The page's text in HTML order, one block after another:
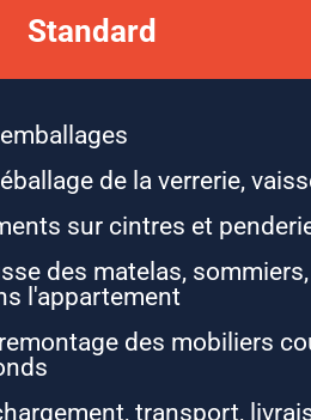
Standard
de la verrerie,
sur cintres et
des matelas,
l'appartement
des mobiliers
transport,